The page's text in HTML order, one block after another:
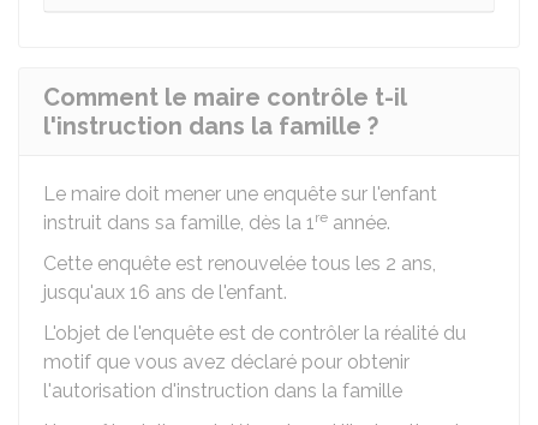
Comment le maire contrôle t-il
l'instruction dans la famille ?
Le maire doit mener une enquête sur l'enfant
instruit dans sa famille, dès la 1re année.
Cette enquête est renouvelée tous les 2 ans,
jusqu'aux 16 ans de l'enfant.
L'objet de l'enquête est de contrôler la réalité du
motif que vous avez déclaré pour obtenir
l'autorisation d'instruction dans la famille